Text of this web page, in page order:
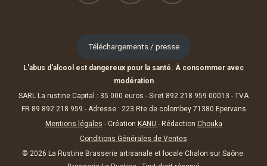
Téléchargements / presse
L'abus d'alcool est dangereux pour la santé. À consommer avec
modération
SARL La rustine Capital : 35 000 euros - Siret 892 218 959 00013 - TVA
FR 89 892 218 959 - Adresse : 223 Rte de colombey 71380 Epervans
Mentions légales - Création KANU - Rédaction Chouka
Conditions Générales de Ventes
© 2026 La Rustine Brasserie artisanale et locale Chalon sur Saône.